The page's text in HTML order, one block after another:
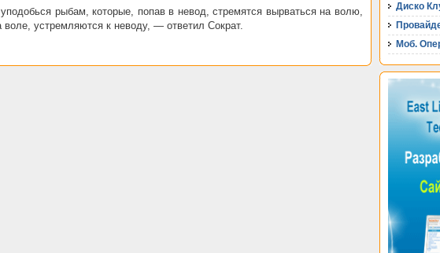
рыбам, которые, попав в невод, стремятся вырваться на волю,
воле, устремляются к неводу, — ответил Сократ.
Диско
Моб.